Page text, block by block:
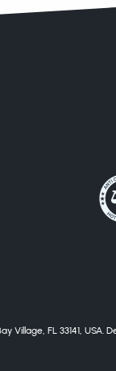
Village, FL 33141,